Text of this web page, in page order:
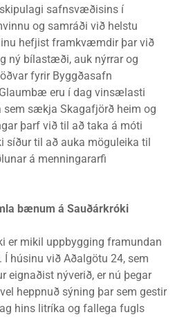
safnsvæðisins í
og samráði við helstu
hefjist framkvæmdir þar við
ný bílastæði, auk nýrrar og
fyrir Byggðasafn
eru í dag vinsælasti
sækja Skagafjörð heim og
þarf við til að taka á móti
síður til að auka möguleika til
á menningararfi
bænum á Sauðárkróki
er mikil uppbygging framundan
húsinu við Aðalgötu 24, sem
eignaðist nýverið, er nú þegar
heppnuð sýning þar sem gestir
hins litríka og fallega fugls